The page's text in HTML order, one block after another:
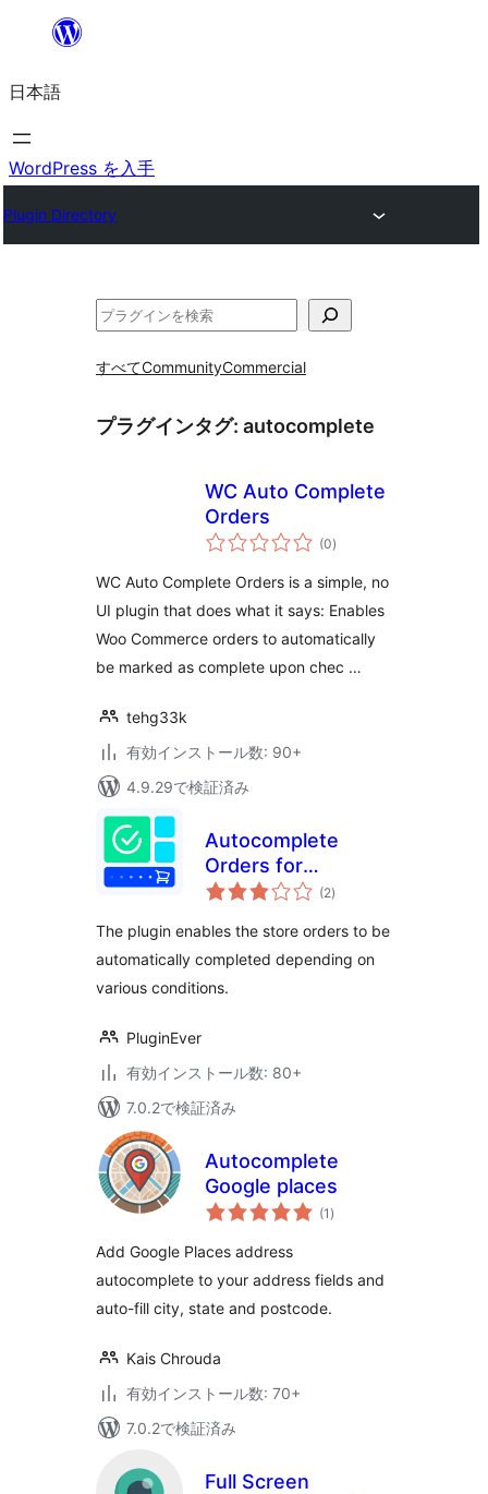
を
ス
キ
プ
日本語
WordPress を入手
Plugin Directory
検
すべてCommunityCommercial
プラグインタグ: autocomplete
WC Auto Complete
Orders
(0個
の
価
)
WC Auto Complete Orders is a simple, no
UI plugin that does what it says: Enables
Woo Commerce orders to automatically
be marked as complete upon chec …
tehg33k
有効インストール数: 90+
4.9.29で検証済み
Autocomplete
Orders for
WooCommerce
(2個
の
価
)
The plugin enables the store orders to be
automatically completed depending on
various conditions.
PluginEver
有効インストール数: 80+
7.0.2で検証済み
Autocomplete
Google places
(1 個
の)
Add Google Places address
autocomplete to your address fields and
auto-fill city, state and postcode.
Kais Chrouda
有効インストール数: 70+
7.0.2で検証済み
Full Screen